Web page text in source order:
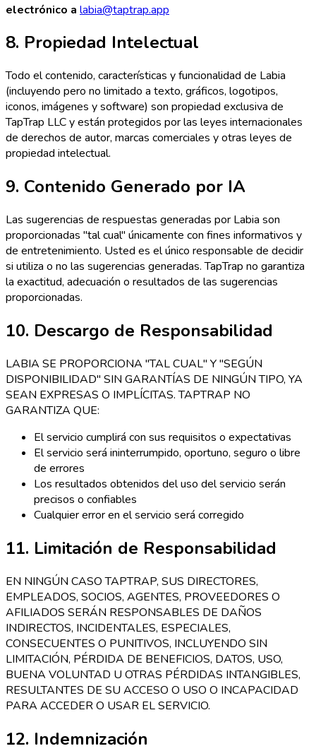
electrónico a labia@taptrap.app
8. Propiedad Intelectual
Todo el contenido, características y funcionalidad de Labia
(incluyendo pero no limitado a texto, gráficos, logotipos,
iconos, imágenes y software) son propiedad exclusiva de
TapTrap LLC y están protegidos por las leyes internacionales
de derechos de autor, marcas comerciales y otras leyes de
propiedad intelectual.
9. Contenido Generado por IA
Las sugerencias de respuestas generadas por Labia son
proporcionadas "tal cual" únicamente con fines informativos y
de entretenimiento. Usted es el único responsable de decidir
si utiliza o no las sugerencias generadas. TapTrap no garantiza
la exactitud, adecuación o resultados de las sugerencias
proporcionadas.
10. Descargo de Responsabilidad
LABIA SE PROPORCIONA "TAL CUAL" Y "SEGÚN
DISPONIBILIDAD" SIN GARANTÍAS DE NINGÚN TIPO, YA
SEAN EXPRESAS O IMPLÍCITAS. TAPTRAP NO
GARANTIZA QUE:
El servicio cumplirá con sus requisitos o expectativas
El servicio será ininterrumpido, oportuno, seguro o libre
de errores
Los resultados obtenidos del uso del servicio serán
precisos o confiables
Cualquier error en el servicio será corregido
11. Limitación de Responsabilidad
EN NINGÚN CASO TAPTRAP, SUS DIRECTORES,
EMPLEADOS, SOCIOS, AGENTES, PROVEEDORES O
AFILIADOS SERÁN RESPONSABLES DE DAÑOS
INDIRECTOS, INCIDENTALES, ESPECIALES,
CONSECUENTES O PUNITIVOS, INCLUYENDO SIN
LIMITACIÓN, PÉRDIDA DE BENEFICIOS, DATOS, USO,
BUENA VOLUNTAD U OTRAS PÉRDIDAS INTANGIBLES,
RESULTANTES DE SU ACCESO O USO O INCAPACIDAD
PARA ACCEDER O USAR EL SERVICIO.
12. Indemnización